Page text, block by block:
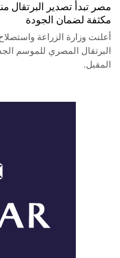
مصر تبدأ تصدير
مكثفة لضمان الجودة
أعلنت وزارة الزراعة
المقبل.